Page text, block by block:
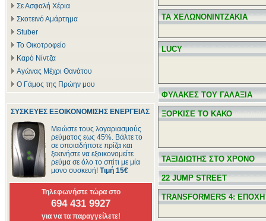
Σε Ασφαλή Χέρια
Σκοτεινό Αμάρτημα
Stuber
Το Οικοτροφείο
Καρό Νίντζα
Αγώνας Μέχρι Θανάτου
Ο Γάμος της Πρώην μου
ΣΥΣΚΕΥΕΣ ΕΞΟΙΚΟΝΟΜΙΣΗΣ ΕΝΕΡΓΕΙΑΣ
Μειώστε τους λογαριασμούς
ρεύματος εως 45%. Βάλτε το
σε οποιαδήποτε πρίζα και
ξεκινήστε να εξοικονομείτε
ρεύμα σε όλο το σπίτι με μία
μονο συσκευή! Τιμή 15€
Τηλεφωνήστε τώρα στο
694 431 9927
για να τα παραγγείλετε!
ΤΑ ΧΕΛΩΝΟΝΙΝΤΖΑΚΙΑ
LUCY
ΦΥΛΑΚΕΣ ΤΟΥ ΓΑΛΑΞΙΑ
ΞΟΡΚΙΣΕ ΤΟ ΚΑΚΟ
ΤΑΞΙΔΙΩΤΗΣ ΣΤΟ ΧΡΟΝΟ
22 JUMP STREET
TRANSFORMERS 4: